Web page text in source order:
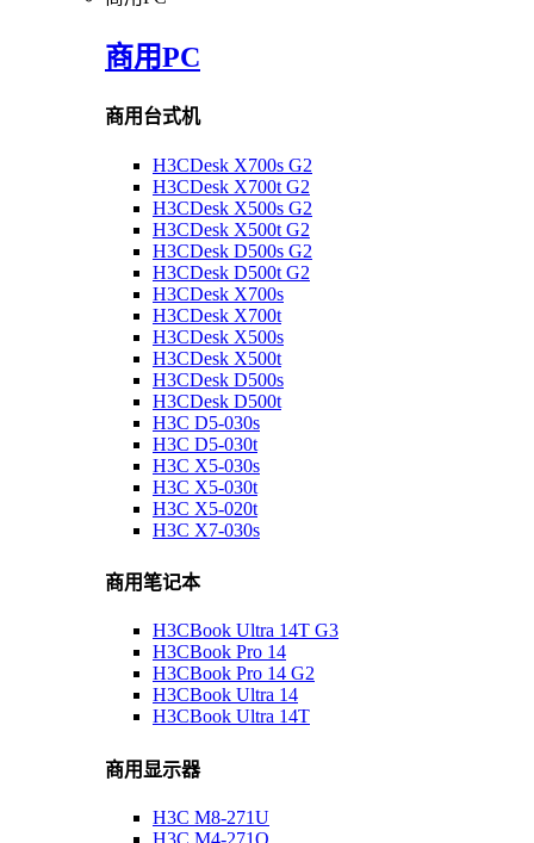
商用PC
商用台式机
H3CDesk X700s G2
H3CDesk X700t G2
H3CDesk X500s G2
H3CDesk X500t G2
H3CDesk D500s G2
H3CDesk D500t G2
H3CDesk X700s
H3CDesk X700t
H3CDesk X500s
H3CDesk X500t
H3CDesk D500s
H3CDesk D500t
H3C D5-030s
H3C D5-030t
H3C X5-030s
H3C X5-030t
H3C X5-020t
H3C X7-030s
商用笔记本
H3CBook Ultra 14T G3
H3CBook Pro 14
H3CBook Pro 14 G2
H3CBook Ultra 14
H3CBook Ultra 14T
商用显示器
H3C M8-271U
H3C M4-271Q